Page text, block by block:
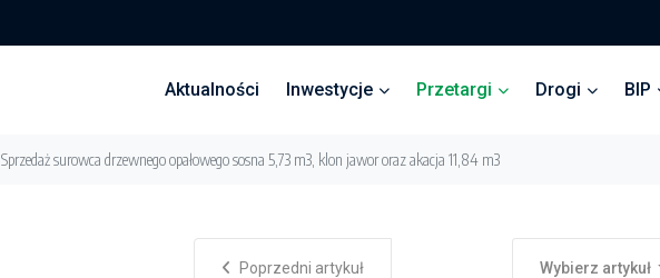
Aktualności Inwestycje Przetargi Drogi BIP
Sprzedaż surowca drzewnego opałowego sosna 5,73 m3, klon jawor oraz akacja 11,84 m3
Poprzedni artykuł Wybierz artykuł